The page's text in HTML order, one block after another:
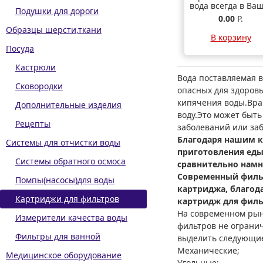
Подушки для дороги
Образцы шерсти,ткани
Посуда
Кастрюли
Сковородки
Дополнительные изделия
Рецепты
Системы для отчистки воды
Системы обратного осмоса
Помпы(насосы)для воды
Картриджи для фильтров
Измерители качества воды
Фильтры для ванной
Медицинское оборудование
вода всегда в
доме-столько,
сколько
Главное
менять
0.00 Р.
В корзину
Вода
опасных для
кипячения
воду.Это может
заболеваний или
Благодаря нашим
приготовления
сравнительно
Современный
картриджа,
картридж для
На современном
фильтров не
выделить
Механические;